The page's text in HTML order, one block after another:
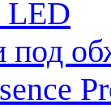
под